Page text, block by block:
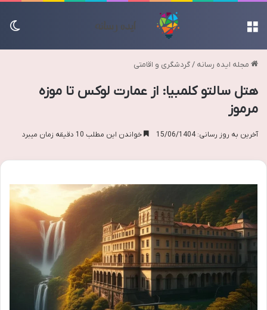
مجله ایده رسانه /گردشگری و اقامتی
هتل سالتو کلمبیا: از عمارت لوکس تا موزه
مرموز
آخرین به روز رسانی: 15/06/1404 خواندن این مطلب 10 دقیقه زمان میبرد